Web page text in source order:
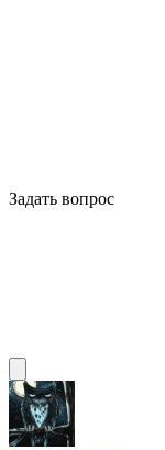
Задать вопрос